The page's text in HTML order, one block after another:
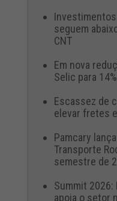
seguem
CNT
Em nova
Selic para
Escassez de
elevar fretes
Pamcary
Transporte
semestre de
Summit
apoia o setor